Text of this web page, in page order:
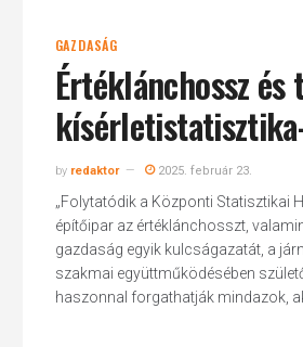
GAZDASÁG
Értéklánchossz
by redaktor 2025. február 23.
„Folytatódik a Központi Statisztikai
építőipar az értéklánchosszt,
gazdaság egyik kulcságazatát, a
szakmai együttműködésében
haszonnal forgathatják mindazok,